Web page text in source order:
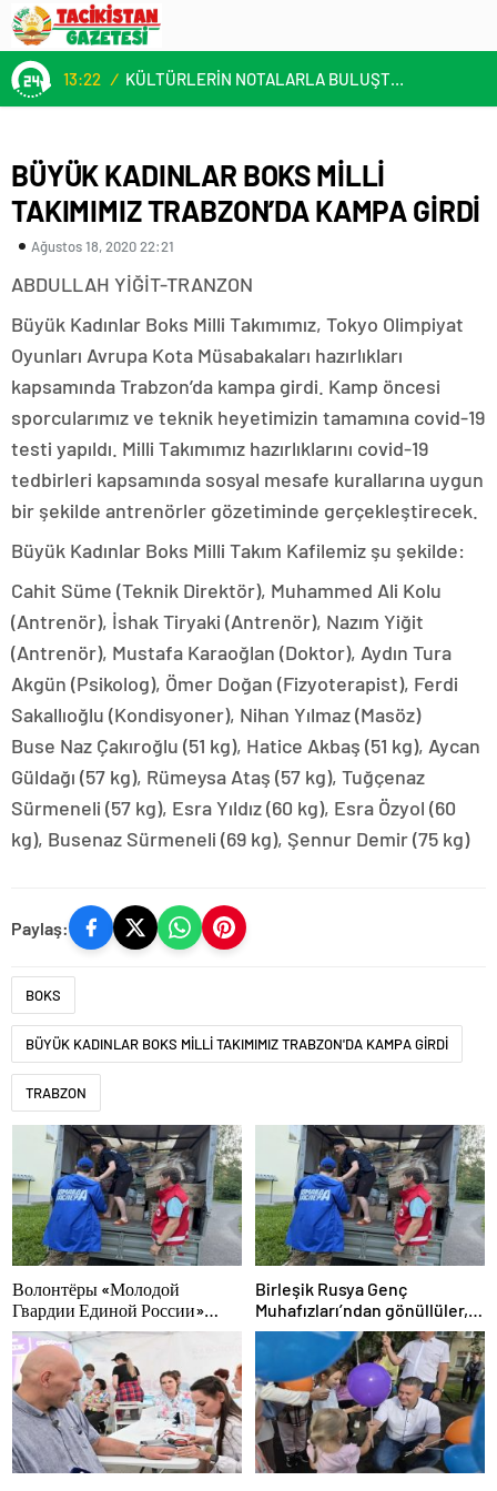
13:22 / KÜLTÜRLERİN NOTALARLA BULUŞTUĞU YER: MİMOZA’M KAFE’DE DOSTLUK RÜZGARI!
BÜYÜK KADINLAR BOKS MİLLİ
TAKIMIMIZ TRABZON’DA KAMPA GİRDİ
Ağustos 18, 2020 22:21
ABDULLAH YİĞİT-TRANZON
Büyük Kadınlar Boks Milli Takımımız, Tokyo Olimpiyat
Oyunları Avrupa Kota Müsabakaları hazırlıkları
kapsamında Trabzon’da kampa girdi. Kamp öncesi
sporcularımız ve teknik heyetimizin tamamına covid-19
testi yapıldı. Milli Takımımız hazırlıklarını covid-19
tedbirleri kapsamında sosyal mesafe kurallarına uygun
bir şekilde antrenörler gözetiminde gerçekleştirecek.
Büyük Kadınlar Boks Milli Takım Kafilemiz şu şekilde:
Cahit Süme (Teknik Direktör), Muhammed Ali Kolu
(Antrenör), İshak Tiryaki (Antrenör), Nazım Yiğit
(Antrenör), Mustafa Karaoğlan (Doktor), Aydın Tura
Akgün (Psikolog), Ömer Doğan (Fizyoterapist), Ferdi
Sakallıoğlu (Kondisyoner), Nihan Yılmaz (Masöz)
Buse Naz Çakıroğlu (51 kg), Hatice Akbaş (51 kg), Aycan
Güldağı (57 kg), Rümeysa Ataş (57 kg), Tuğçenaz
Sürmeneli (57 kg), Esra Yıldız (60 kg), Esra Özyol (60
kg), Busenaz Sürmeneli (69 kg), Şennur Demir (75 kg)
Paylaş:
BOKS
BÜYÜK KADINLAR BOKS MİLLİ TAKIMIMIZ TRABZON'DA KAMPA GİRDİ
TRABZON
Волонтёры «Молодой
Гвардии Единой России»
ликвидируют последствия
паводков на Урале и Дальнем
Востоке
Birleşik Rusya Genç
Muhafızları’ndan gönüllüler,
Ural ve Uzak Doğu’daki
sellerin sonuçlarını ortadan
kaldırmaya yardımcı oluyor